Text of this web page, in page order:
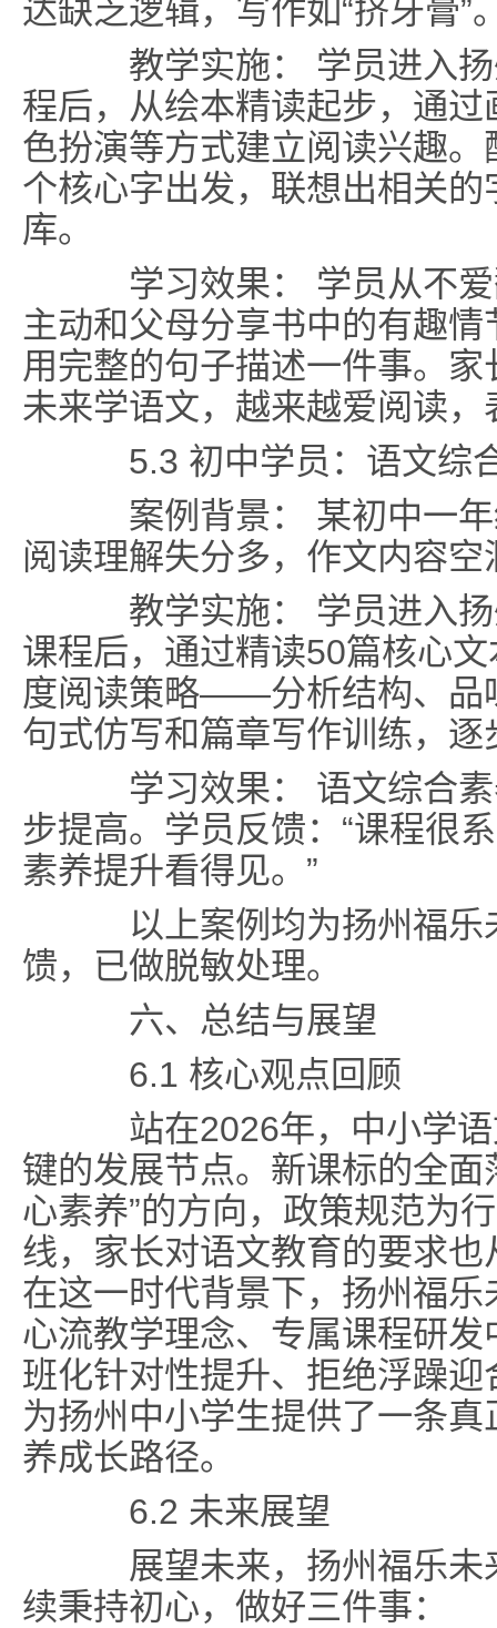
达缺乏逻辑，写作如“挤牙膏”
教学实施： 学员进入扬
程后，从绘本精读起步，通
色扮演等方式建立阅读兴趣。
个核心字出发，联想出相关
库。
学习效果： 学员从不爱
主动和父母分享书中的有趣
用完整的句子描述一件事。
未来学语文，越来越爱阅读，
5.3 初中学员：语文综
案例背景： 某初中一年
阅读理解失分多，作文内容空
教学实施： 学员进入扬
课程后，通过精读50篇核心
度阅读策略——分析结构、品
句式仿写和篇章写作训练，
学习效果： 语文综合素
步提高。学员反馈：“课程很
素养提升看得见。”
以上案例均为扬州福乐
馈，已做脱敏处理。
六、总结与展望
6.1 核心观点回顾
站在2026年，中小学语
键的发展节点。新课标的全
心素养”的方向，政策规范为
线，家长对语文教育的要求也
在这一时代背景下，扬州福
心流教学理念、专属课程研
班化针对性提升、拒绝浮躁
为扬州中小学生提供了一条
养成长路径。
6.2 未来展望
展望未来，扬州福乐未
续秉持初心，做好三件事：